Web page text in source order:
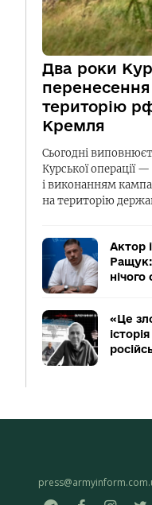
Два роки
територію
Кремля
Сьогодні
Курської операції
і виконанням
на територію
Актор
нічого
«Це